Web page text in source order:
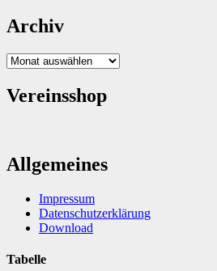
Archiv
Archiv
Vereinsshop
Allgemeines
Impressum
Datenschutzerklärung
Download
Tabelle